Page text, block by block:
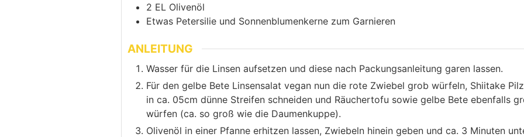
2 EL Olivenöl
Etwas Petersilie und Sonnenblumenkerne zum Garnieren
ANLEITUNG
Wasser für die Linsen aufsetzen und diese nach Packungsanleitung garen lassen.
Für den gelbe Bete Linsensalat vegan nun die rote Zwiebel grob würfeln, Shiitake
in ca. 05cm dünne Streifen schneiden und Räuchertofu sowie gelbe Bete ebenfalls
würfen (ca. so groß wie die Daumenkuppe).
Olivenöl in einer Pfanne erhitzen lassen, Zwiebeln hinein geben und ca. 3 Minuten